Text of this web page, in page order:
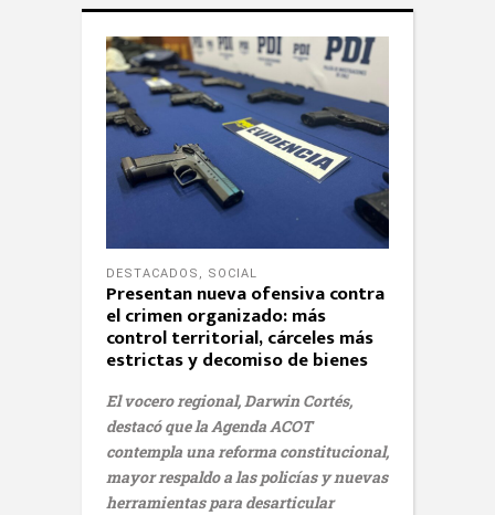
DESTACADOS , SOCIAL
Presentan nueva ofensiva contra
el crimen organizado: más
control territorial, cárceles más
estrictas y decomiso de bienes
El vocero regional, Darwin Cortés,
destacó que la Agenda ACOT
contempla una reforma constitucional,
mayor respaldo a las policías y nuevas
herramientas para desarticular